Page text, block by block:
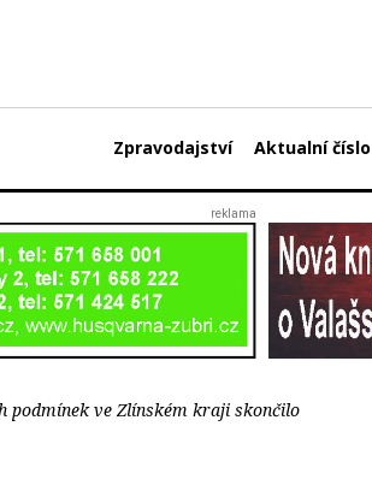
Zpravodajství Aktualní číslo
podmínek ve Zlínském kraji skončilo